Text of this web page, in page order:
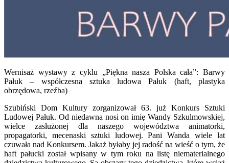
Wernisaż wystawy z cyklu „Piękna nasza Polska cała”: Barwy
Pałuk – współczesna sztuka ludowa Pałuk (haft, plastyka
obrzędowa, rzeźba)
Szubiński Dom Kultury zorganizował 63. już Konkurs Sztuki
Ludowej Pałuk. Od niedawna nosi on imię Wandy Szkulmowskiej,
wielce zasłużonej dla naszego województwa animatorki,
propagatorki, mecenaski sztuki ludowej. Pani Wanda wiele lat
czuwała nad Konkursem. Jakaż byłaby jej radość na wieść o tym, że
haft pałucki został wpisany w tym roku na listę niematerialnego